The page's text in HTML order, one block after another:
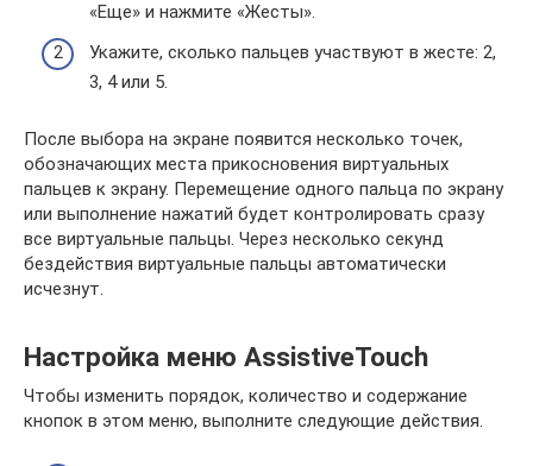
«Еще» и нажмите «Жесты».
Укажите, сколько пальцев участвуют в жесте: 2,
3, 4 или 5.
После выбора на экране появится несколько точек,
обозначающих места прикосновения виртуальных
пальцев к экрану. Перемещение одного пальца по экрану
или выполнение нажатий будет контролировать сразу
все виртуальные пальцы. Через несколько секунд
бездействия виртуальные пальцы автоматически
исчезнут.
Настройка меню AssistiveTouch
Чтобы изменить порядок, количество и содержание
кнопок в этом меню, выполните следующие действия.